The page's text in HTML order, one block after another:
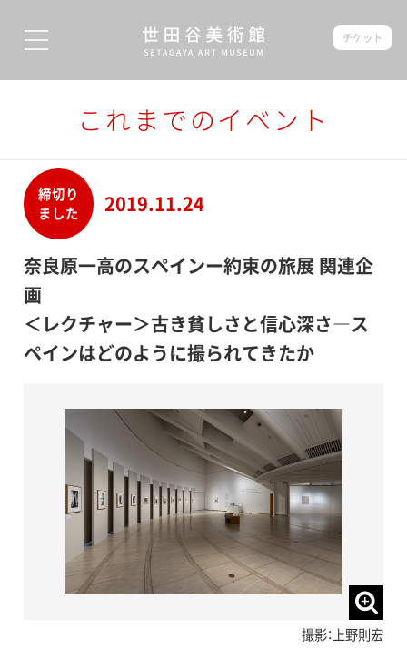
チケット
これまでのイベント
締切り
ました
2019.11.24
奈良原一高のスペインー約束の旅展 関連企
画
＜レクチャー＞古き貧しさと信心深さ―ス
ペインはどのように撮られてきたか
撮影：上野則宏